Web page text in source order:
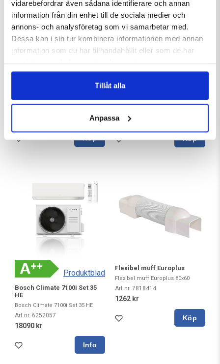
vidarebefordrar även sådana identifierare och annan
information från din enhet till de sociala medier och
annons- och analysföretag som vi samarbetar med.
Dessa kan i sin tur kombinera informationen med annan
information som du har tillhandahållit eller som de har
Tillåt alla
Anpassa
ANTRACITKOMP.SINGLE
HIDDEN A...
3285 kr
Köp
Produktblad
Bosch Climate 7100i Set 35
HE
Bosch Climate 7100i Set 35 HE
Art nr. 6252057
18090 kr
Flexibel muff Europlus
Flexibel muff Europlus 80x60
Art nr. 7818414
1262 kr
Köp